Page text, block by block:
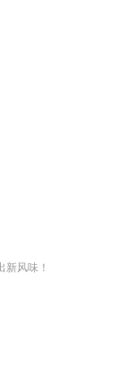
新风味！